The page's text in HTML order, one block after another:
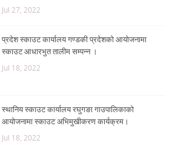
Jul 27, 2022
प्रदेश स्काउट कार्यालय गण्डकी प्रदेशको आयोजनामा
स्काउट आधारभुत तालीम सम्पन्न ।
Jul 18, 2022
स्थानिय स्काउट कार्यालय रघुगङा गाउपालिकाको
आयोजनामा स्काउट अभिमुखीकरण कार्यक्रम।
Jul 18, 2022